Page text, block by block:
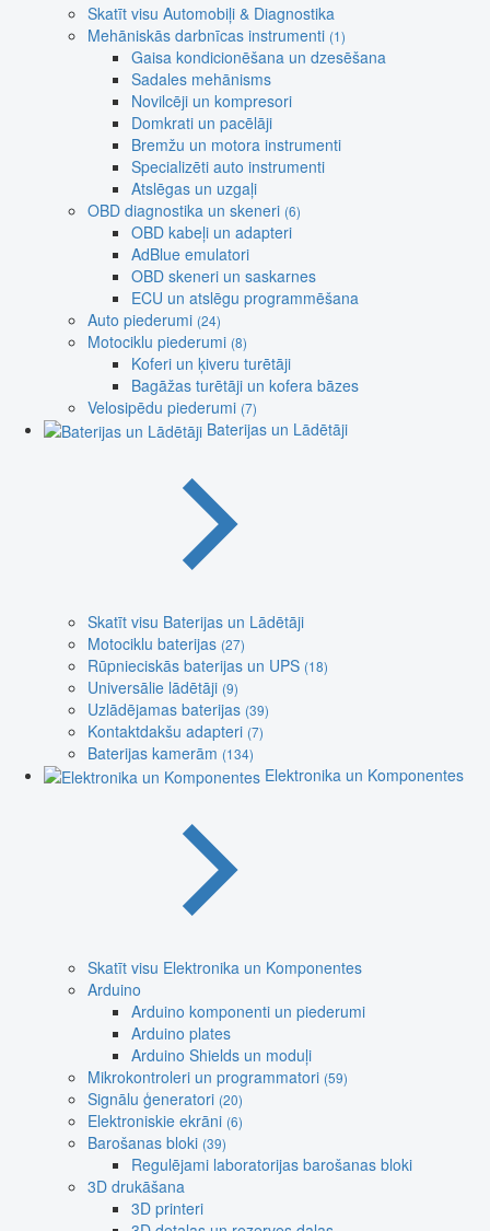
Skatīt visu Automobiļi & Diagnostika
Mehāniskās darbnīcas instrumenti (1)
Gaisa kondicionēšana un dzesēšana
Sadales mehānisms
Novilcēji un kompresori
Domkrati un pacēlāji
Bremžu un motora instrumenti
Specializēti auto instrumenti
Atslēgas un uzgaļi
OBD diagnostika un skeneri (6)
OBD kabeļi un adapteri
AdBlue emulatori
OBD skeneri un saskarnes
ECU un atslēgu programmēšana
Auto piederumi (24)
Motociklu piederumi (8)
Koferi un ķiveru turētāji
Bagāžas turētāji un kofera bāzes
Velosipēdu piederumi (7)
Baterijas un Lādētāji
Skatīt visu Baterijas un Lādētāji
Motociklu baterijas (27)
Rūpnieciskās baterijas un UPS (18)
Universālie lādētāji (9)
Uzlādējamas baterijas (39)
Kontaktdakšu adapteri (7)
Baterijas kamerām (134)
Elektronika un Komponentes
Skatīt visu Elektronika un Komponentes
Arduino
Arduino komponenti un piederumi
Arduino plates
Arduino Shields un moduļi
Mikrokontroleri un programmatori (59)
Signālu ģeneratori (20)
Elektroniskie ekrāni (6)
Barošanas bloki (39)
Regulējami laboratorijas barošanas bloki
3D drukāšana
3D printeri